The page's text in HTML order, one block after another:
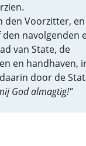
den Voorzitter, en
navolgenden
van State, de
en handhaven,
door de
God almagtig!"